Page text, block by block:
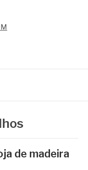
de madeira